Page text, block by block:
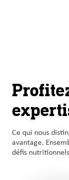
Ce qui nous
avantage.
défis